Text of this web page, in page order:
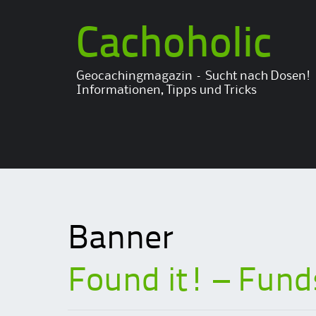
Cachoholic
Geocachingmagazin – Sucht nach Dosen!
Informationen, Tipps und Tricks
Banner
Found it! –